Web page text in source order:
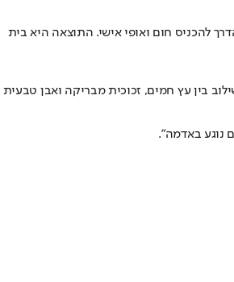
להכניס חום ואופי אישי. התוצאה היא בית
בין עץ חמים, זכוכית מבריקה ואבן טבעית
נוגע באדמה".